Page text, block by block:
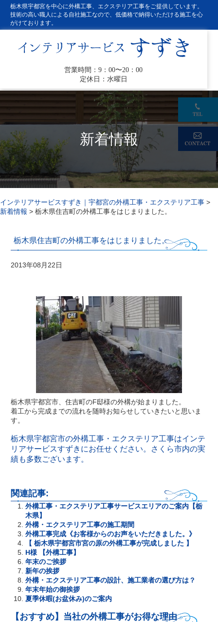
栃木県宇都宮を中心に外構工事、エクステリア工事をご提供しています。
技術の高い職人による自社施工なので、低価格で納得いただける施工を心
がけております。
営業時間：9：00〜20：00
定休日：水曜日
新着情報
インテリアサービスすずき｜宇都宮の外構工事・エクステリア工事 >
新着情報 > 栃木県住吉町の外構工事をはじまりました。
栃木県住吉町の外構工事をはじまりました。
2013年08月22日
栃木県宇都宮市、住吉町のF邸様の外構が始まりました。
着工から完成までの流れを随時お知らせしていきたいと思いま
す。
栃木県宇都宮市の外構工事・エクステリア工事はインテ
リアサービスすずきにお任せください。さくら市内の実
績も多数ございます。
関連記事:
外構工事・エクステリア工事サービスエリアのご案内【栃
木県】
外構・エクステリア工事の施工期間
外構工事完成《お客様からのお声をいただきました。》
【 栃木県宇都宮市宮の原の外構工事が完成しました 】
H様 【外構工事】
年末のご挨拶
新年の挨拶
外構・エクステリア工事の設計、施工業者の選び方は？
年末年始の御挨拶
夏季休暇(お盆休み)のご案内
【おすすめ】当社の外構工事がお得な理由